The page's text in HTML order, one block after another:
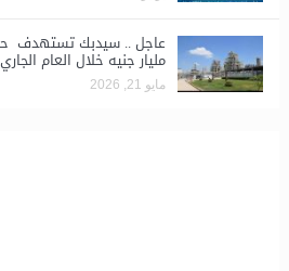
مليار جنيه خلال العام الجاري
مايو 21, 2026